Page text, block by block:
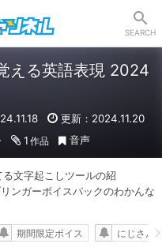
SEARCH
える英語表現 2024
更新：2024.11.20
1 作品 音声
文字起こしツールの紹
ンガーボイスパックのわかんな
期間限定ボイス にじさん